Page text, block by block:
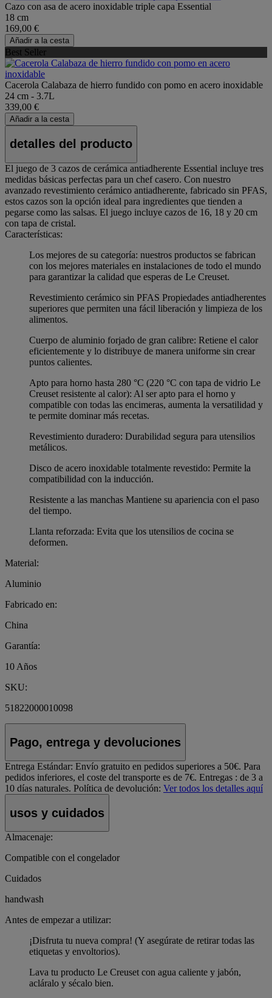
Cazo con asa de acero inoxidable triple capa Essential
18 cm
169,00 €
Añadir a la cesta
Best Seller
Cacerola Calabaza de hierro fundido con pomo en acero inoxidable
24 cm - 3.7L
339,00 €
Añadir a la cesta
detalles del producto
El juego de 3 cazos de cerámica antiadherente Essential incluye tres
medidas básicas perfectas para un chef casero. Con nuestro
avanzado revestimiento cerámico antiadherente, fabricado sin PFAS,
estos cazos son la opción ideal para ingredientes que tienden a
pegarse como las salsas. El juego incluye cazos de 16, 18 y 20 cm
con tapa de cristal.
Características:
Los mejores de su categoría: nuestros productos se fabrican
con los mejores materiales en instalaciones de todo el mundo
para garantizar la calidad que esperas de Le Creuset.
Revestimiento cerámico sin PFAS Propiedades antiadherentes
superiores que permiten una fácil liberación y limpieza de los
alimentos.
Cuerpo de aluminio forjado de gran calibre: Retiene el calor
eficientemente y lo distribuye de manera uniforme sin crear
puntos calientes.
Apto para horno hasta 280 °C (220 °C con tapa de vidrio Le
Creuset resistente al calor): Al ser apto para el horno y
compatible con todas las encimeras, aumenta la versatilidad y
te permite dominar más recetas.
Revestimiento duradero: Durabilidad segura para utensilios
metálicos.
Disco de acero inoxidable totalmente revestido: Permite la
compatibilidad con la inducción.
Resistente a las manchas Mantiene su apariencia con el paso
del tiempo.
Llanta reforzada: Evita que los utensilios de cocina se
deformen.
Material:
Aluminio
Fabricado en:
China
Garantía:
10 Años
SKU:
51822000010098
Pago, entrega y devoluciones
Entrega Estándar: Envío gratuito en pedidos superiores a 50€. Para
pedidos inferiores, el coste del transporte es de 7€. Entregas : de 3 a
10 días naturales. Política de devolución: Ver todos los detalles aquí
usos y cuidados
Almacenaje:
Compatible con el congelador
Cuidados
handwash
Antes de empezar a utilizar:
¡Disfruta tu nueva compra! (Y asegúrate de retirar todas las
etiquetas y envoltorios).
Lava tu producto Le Creuset con agua caliente y jabón,
acláralo y sécalo bien.